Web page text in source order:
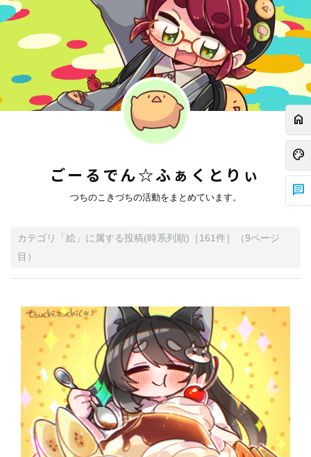
home
palette
chat
ごーるでん☆ふぁくとりぃ
つちのこきづちの活動をまとめています。
カテゴリ「 絵 」に属する投稿(時系列順) ［ 161件］ （9ページ
目）